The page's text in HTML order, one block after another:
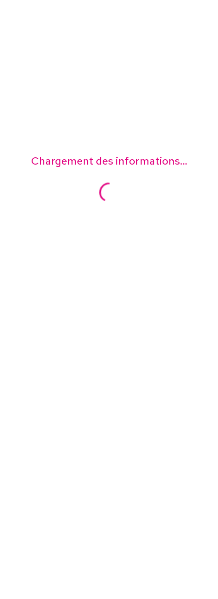
Chargement des informations...